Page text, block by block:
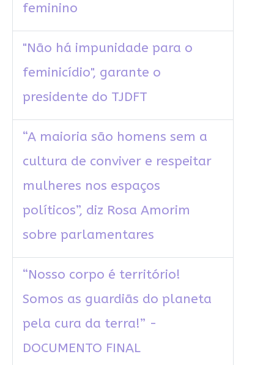
feminino
"Não há impunidade para o
feminicídio", garante o
presidente do TJDFT
“A maioria são homens sem a
cultura de conviver e respeitar
mulheres nos espaços
políticos”, diz Rosa Amorim
sobre parlamentares
“Nosso corpo é território!
Somos as guardiãs do planeta
pela cura da terra!” -
DOCUMENTO FINAL